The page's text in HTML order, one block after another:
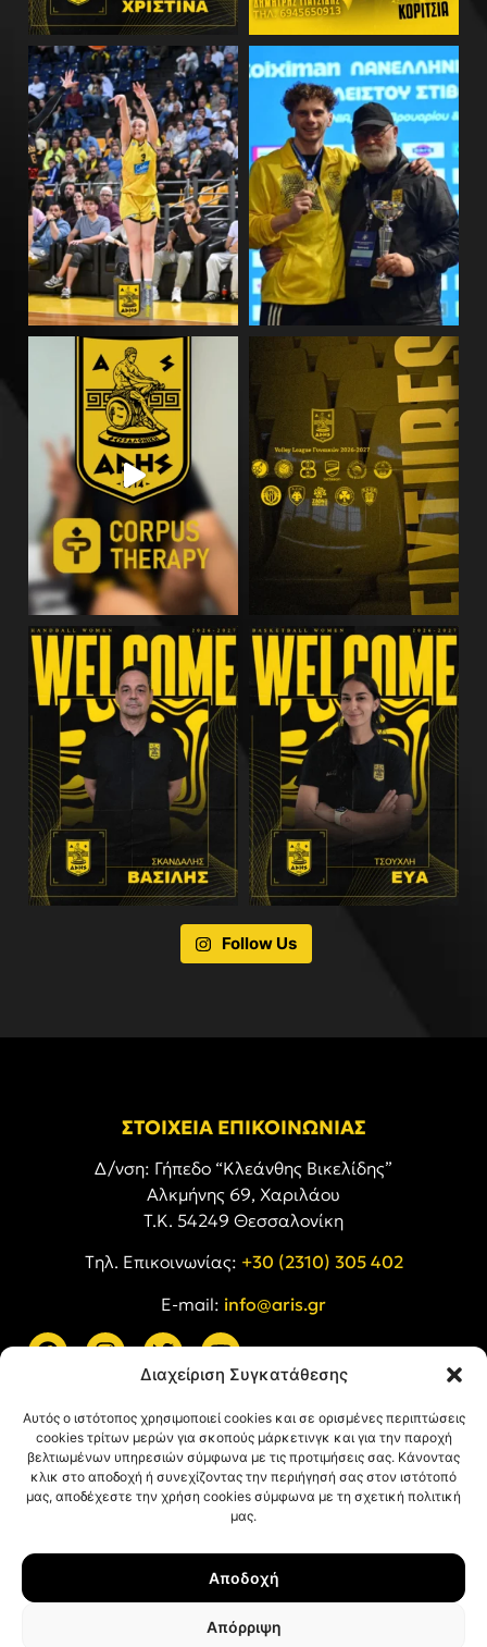
Διαχείριση Συγκατάθεσης
Αυτός ο ιστότοπος χρησιμοποιεί cookies και σε ορισμένες περιπτώσεις
cookies τρίτων μερών για σκοπούς μάρκετινγκ και για την παροχή
βελτιωμένων υπηρεσιών σύμφωνα με τις προτιμήσεις σας. Κάνοντας
κλικ στο αποδοχή ή συνεχίζοντας την περιήγησή σας στον ιστότοπό
μας, αποδέχεστε την χρήση cookies σύμφωνα με τη σχετική πολιτική
μας.
Αποδοχή
Απόρριψη
Follow Us
ΣΤΟΙΧΕΙΑ ΕΠΙΚΟΙΝΩΝΙΑΣ
Δ/νση: Γήπεδο “Κλεάνθης Βικελίδης”
Αλκμήνης 69, Χαριλάου
Τ.Κ. 54249 Θεσσαλονίκη
Tηλ. Επικοινωνίας: +30 (2310) 305 402
E-mail: info@aris.gr
Όροι Χρήσης
Πολιτική Cookies